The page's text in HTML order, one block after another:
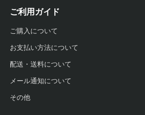
ご利用ガイド
ご購入について
お支払い方法について
配送・送料について
メール通知について
その他